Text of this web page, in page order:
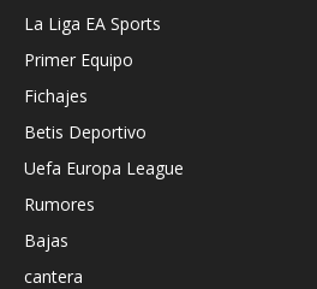
La Liga EA Sports
Primer Equipo
Fichajes
Betis Deportivo
Uefa Europa League
Rumores
Bajas
cantera